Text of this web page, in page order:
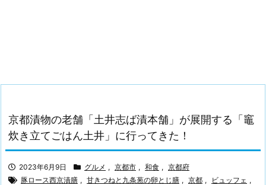
京都漬物の老舗「土井志ば漬本舗」が展開する「竈
炊き立てごはん土井」に行ってきた！
2023年6月9日 グルメ , 京都市 , 和食 , 京都府
豚ロース西京漬膳 , 甘きつねと九条葱の卵とじ膳 , 京都 , ビュッフェ ,